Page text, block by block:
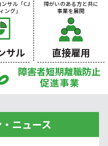
サル「CJ
ング」
サル
障がいのある方と共に
事業を展開
直接雇用
ニュース